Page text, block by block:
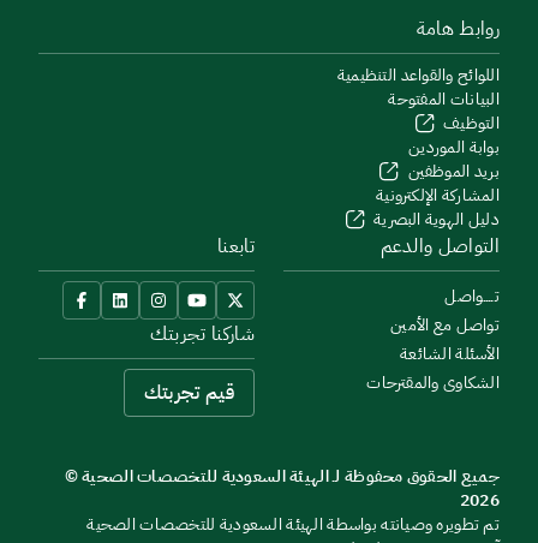
روابط هامة
اللوائح والقواعد التنظيمية
البيانات المفتوحة
التوظيف
بوابة الموردين
بريد الموظفين
المشاركة الإلكترونية
دليل الهوية البصرية
التواصل والدعم
تــــواصل
تواصل مع الأمين
الأسئلة الشائعة
الشكاوى والمقترحات
تابعنا
شاركنا تجربتك
قيم تجربتك
جميع الحقوق محفوظة لـ الهيئة السعودية للتخصصات الصحية ©
2026
تم تطويره وصيانته بواسطة الهيئة السعودية للتخصصات الصحية